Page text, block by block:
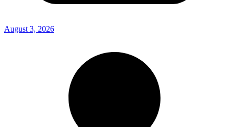
August 3, 2026